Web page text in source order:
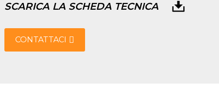
SCARICA LA SCHEDA TECNICA
CONTATTACI